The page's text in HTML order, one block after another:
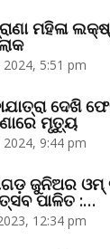
ମହିଳା
2024, 5:51 pm
ଦେଖି
ମୃତ୍ୟୁ
2024, 9:44 pm
ଜୁନିଅର
ପାଳିତ :…
12:34 pm